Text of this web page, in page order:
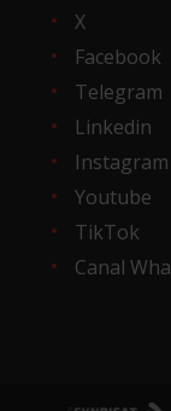
X
Facebook
Telegram
Linkedin
Instagram
Youtube
TikTok
Canal